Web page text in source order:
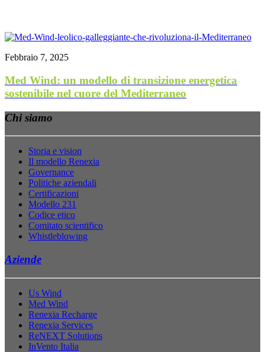
Febbraio 7, 2025
Med Wind: un modello di transizione energetica
sostenibile nel cuore del Mediterraneo
Chi siamo
Storia e vision
Il modello Renexia
Governance
Politiche aziendali
Certificazioni
Modello 231
Codice etico
Comitato scientifico
Whistleblowing
Aziende
Us Wind
Med Wind
Renexia Recharge
Renexia Services
ReNEXT Solutions
InVento Italia